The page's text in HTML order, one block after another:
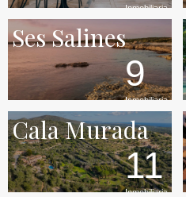
Inmobiliaria
Ses Salines
9
Inmobiliaria
Cala Murada
11
Inmobiliaria